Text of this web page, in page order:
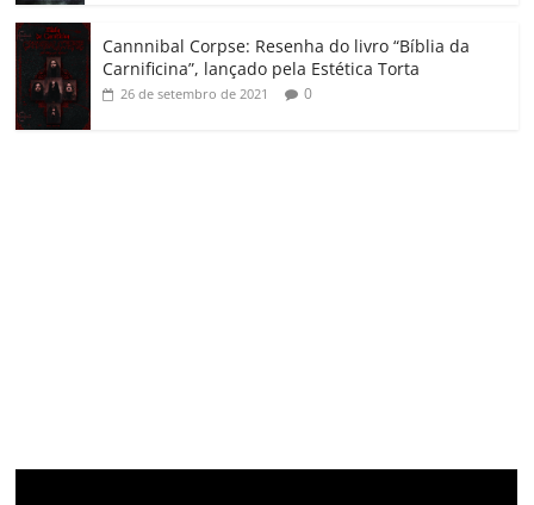
Cannnibal Corpse: Resenha do livro “Bíblia da
Carnificina”, lançado pela Estética Torta
26 de setembro de 2021 0